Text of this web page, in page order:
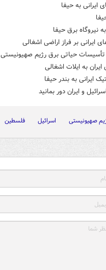
به حیفا
نیروگاه برق حیفا
بر فراز اراضی اشغالی
حیاتی برق رژیم صهیونیستی
به ایلات اشغالی
ایرانی به بندر حیفا
و ایران دور بمانید
صهیونیستی اسرائیل فلسطین